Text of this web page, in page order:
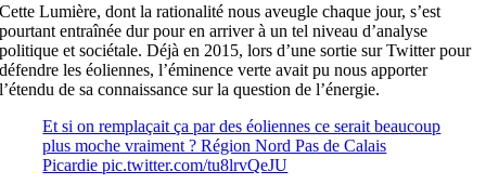
Cette Lumière, dont la rationalité nous aveugle chaque jour, s’est
pourtant entraînée dur pour en arriver à un tel niveau d’analyse
politique et sociétale. Déjà en 2015, lors d’une sortie sur Twitter pour
défendre les éoliennes, l’éminence verte avait pu nous apporter
l’étendu de sa connaissance sur la question de l’énergie.
Et si on remplaçait ça par des éoliennes ce serait beaucoup
plus moche vraiment ? Région Nord Pas de Calais
Picardiepic.twitter.com/tu8lrvQeJU